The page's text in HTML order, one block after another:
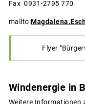
Fax 0931-2795 770
mailto:
Flyer
Windenergie in
Weitere Informationen